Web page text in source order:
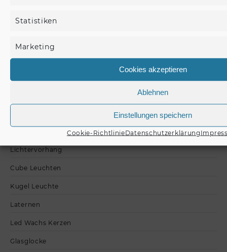
Statistiken
Marketing
Cookies akzeptieren
Ablehnen
Einstellungen speichern
Cookie-RichtlinieDatenschutzerklärung
Lavalampen nach Typ
Plasmakugel
Lichtervorhang
Cube Leuchten
Kugel Leuchte
Laternen
Led Wachs Kerzen
Glasglocke